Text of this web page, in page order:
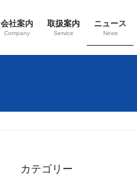
会社案内
Company
取扱案内
Service
ニュース
News
カテゴリー